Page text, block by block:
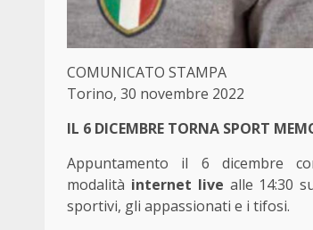
COMUNICATO STAMPA
Torino, 30 novembre 2022
IL 6 DICEMBRE TORNA SPORT
Appuntamento il 6 dicembre
modalità internet live alle 14:30
sportivi, gli appassionati e i tifosi.